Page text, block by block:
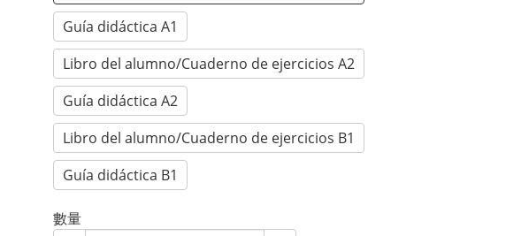
Guía didáctica A1
Libro del alumno/Cuaderno de ejercicios A2
Guía didáctica A2
Libro del alumno/Cuaderno de ejercicios B1
Guía didáctica B1
數量